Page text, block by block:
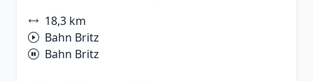
18,3 km
Bahn Britz
Bahn Britz